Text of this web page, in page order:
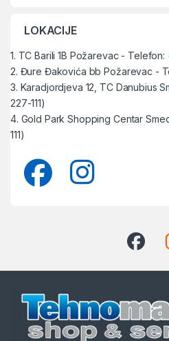
LOKACIJE
1. TC Barili 1B Požarevac - Telefon:
2. Đure Đakovića bb Požarevac -
3. Karadjordjeva 12, TC Danubius
227-111)
4. Gold Park Shopping Centar
111)